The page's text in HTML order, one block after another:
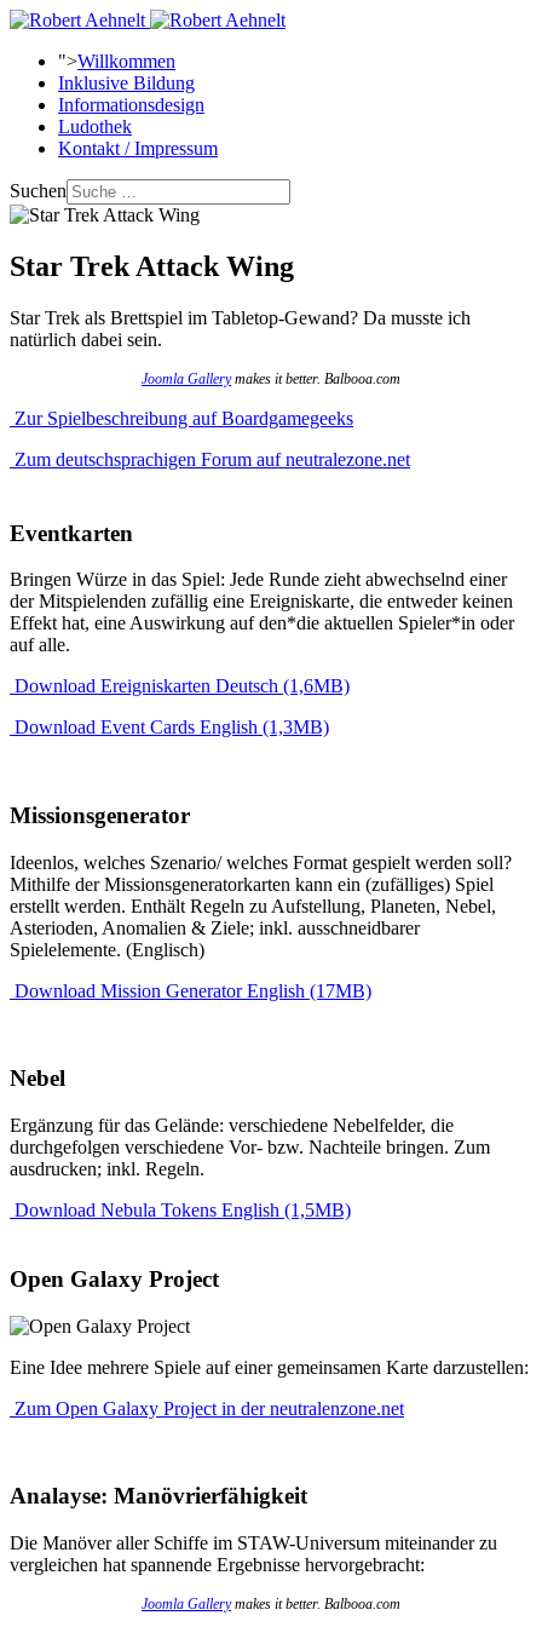
">Willkommen
Inklusive Bildung
Informationsdesign
Ludothek
Kontakt / Impressum
Suchen
Star Trek Attack Wing
Star Trek als Brettspiel im Tabletop-Gewand? Da musste ich
natürlich dabei sein.
Joomla Gallerymakes it better. Balbooa.com
Zur Spielbeschreibung auf Boardgamegeeks
Zum deutschsprachigen Forum auf neutralezone.net
Eventkarten
Bringen Würze in das Spiel: Jede Runde zieht abwechselnd einer
der Mitspielenden zufällig eine Ereigniskarte, die entweder keinen
Effekt hat, eine Auswirkung auf den*die aktuellen Spieler*in oder
auf alle.
Download Ereigniskarten Deutsch (1,6MB)
Download Event Cards English (1,3MB)
Missionsgenerator
Ideenlos, welches Szenario/ welches Format gespielt werden soll?
Mithilfe der Missionsgeneratorkarten kann ein (zufälliges) Spiel
erstellt werden. Enthält Regeln zu Aufstellung, Planeten, Nebel,
Asterioden, Anomalien & Ziele; inkl. ausschneidbarer
Spielelemente. (Englisch)
Download Mission Generator English (17MB)
Nebel
Ergänzung für das Gelände: verschiedene Nebelfelder, die
durchgefolgen verschiedene Vor- bzw. Nachteile bringen. Zum
ausdrucken; inkl. Regeln.
Download Nebula Tokens English (1,5MB)
Open Galaxy Project
Eine Idee mehrere Spiele auf einer gemeinsamen Karte darzustellen:
Zum Open Galaxy Project in der neutralenzone.net
Analayse: Manövrierfähigkeit
Die Manöver aller Schiffe im STAW-Universum miteinander zu
vergleichen hat spannende Ergebnisse hervorgebracht:
Joomla Gallerymakes it better. Balbooa.com